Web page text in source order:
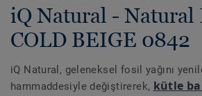
iQ Natural - Natural
COLD BEIGE 0842
iQ Natural, geleneksel fosil yağını
hammaddesiyle değiştirerek, kütle